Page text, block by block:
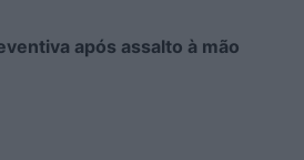
após assalto à mão